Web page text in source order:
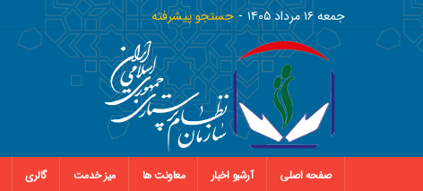
جمعه ١٦ مرداد ١٤٠٥ جستجو پیشرفته
صفحه اصلی آرشیو اخبار معاونت ها میز خدمت گالری